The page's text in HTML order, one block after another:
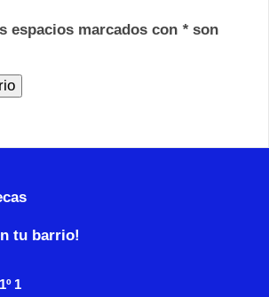
espacios marcados con * son
tu barrio!
1